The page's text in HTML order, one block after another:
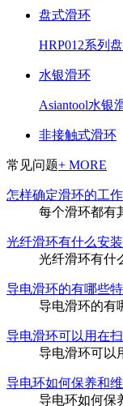
盘式滑环
HRP012系列
水银滑环
Asiantool水银
非接触式滑环
常见问题+ MORE
怎样确定滑环的工
每个滑环都有
光纤滑环有什么安
光纤滑环有什
导电滑环的有哪些特
导电滑环的有
导电滑环可以用在
导电滑环可以
导电环如何保养和维
导电环如何保